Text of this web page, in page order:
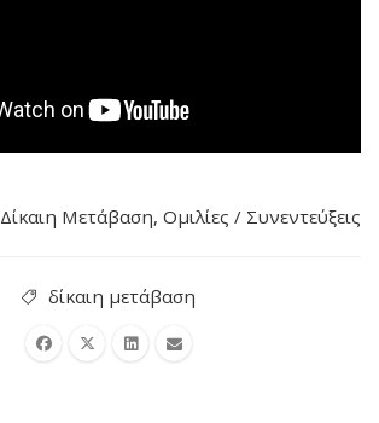
Δίκαιη Μετάβαση, Ομιλίες / Συνεντεύξεις
δίκαιη μετάβαση